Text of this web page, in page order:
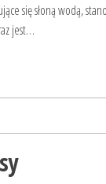
się słoną wodą,
jest…